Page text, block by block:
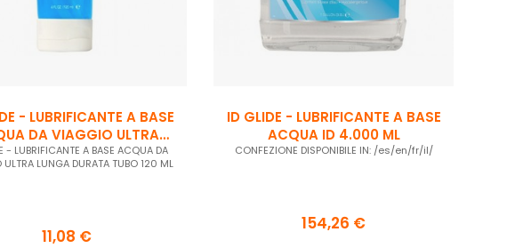
- LUBRIFICANTE A BASE
DA VIAGGIO ULTRA
LUNGA...
- LUBRIFICANTE A BASE ACQUA DA
LUNGA DURATA TUBO 120 ML
11,08 €
ID GLIDE - LUBRIFICANTE A BASE
ACQUA ID 4.000 ML
CONFEZIONE DISPONIBILE IN: /es/en/fr/il/
154,26 €